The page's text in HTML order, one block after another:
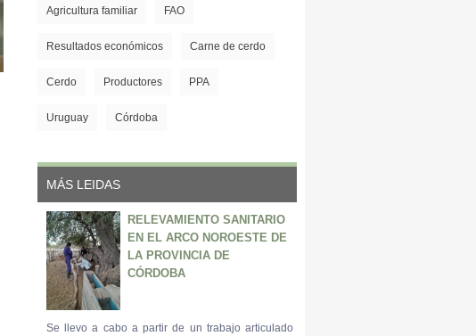
Agricultura familiar FAO
Resultados económicos Carne de cerdo
Cerdo Productores PPA
Uruguay Córdoba
MÁS LEIDAS
RELEVAMIENTO SANITARIO
EN EL ARCO NOROESTE DE
LA PROVINCIA DE
CÓRDOBA
Se llevo a cabo a partir de un trabajo articulado